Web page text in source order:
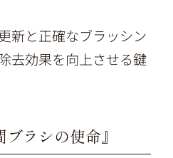
新と正確なブラッシン
去効果を向上させる鍵
ブラシの使命』